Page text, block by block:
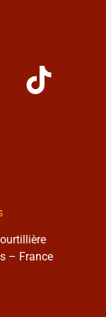
– France